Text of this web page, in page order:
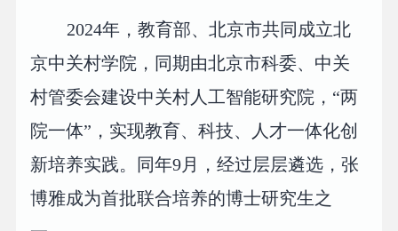
2024年，教育部、北京市共同成立北
京中关村学院，同期由北京市科委、中关
村管委会建设中关村人工智能研究院，“两
院一体”，实现教育、科技、人才一体化创
新培养实践。同年9月，经过层层遴选，张
博雅成为首批联合培养的博士研究生之